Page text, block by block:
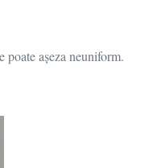
așeza neuniform.